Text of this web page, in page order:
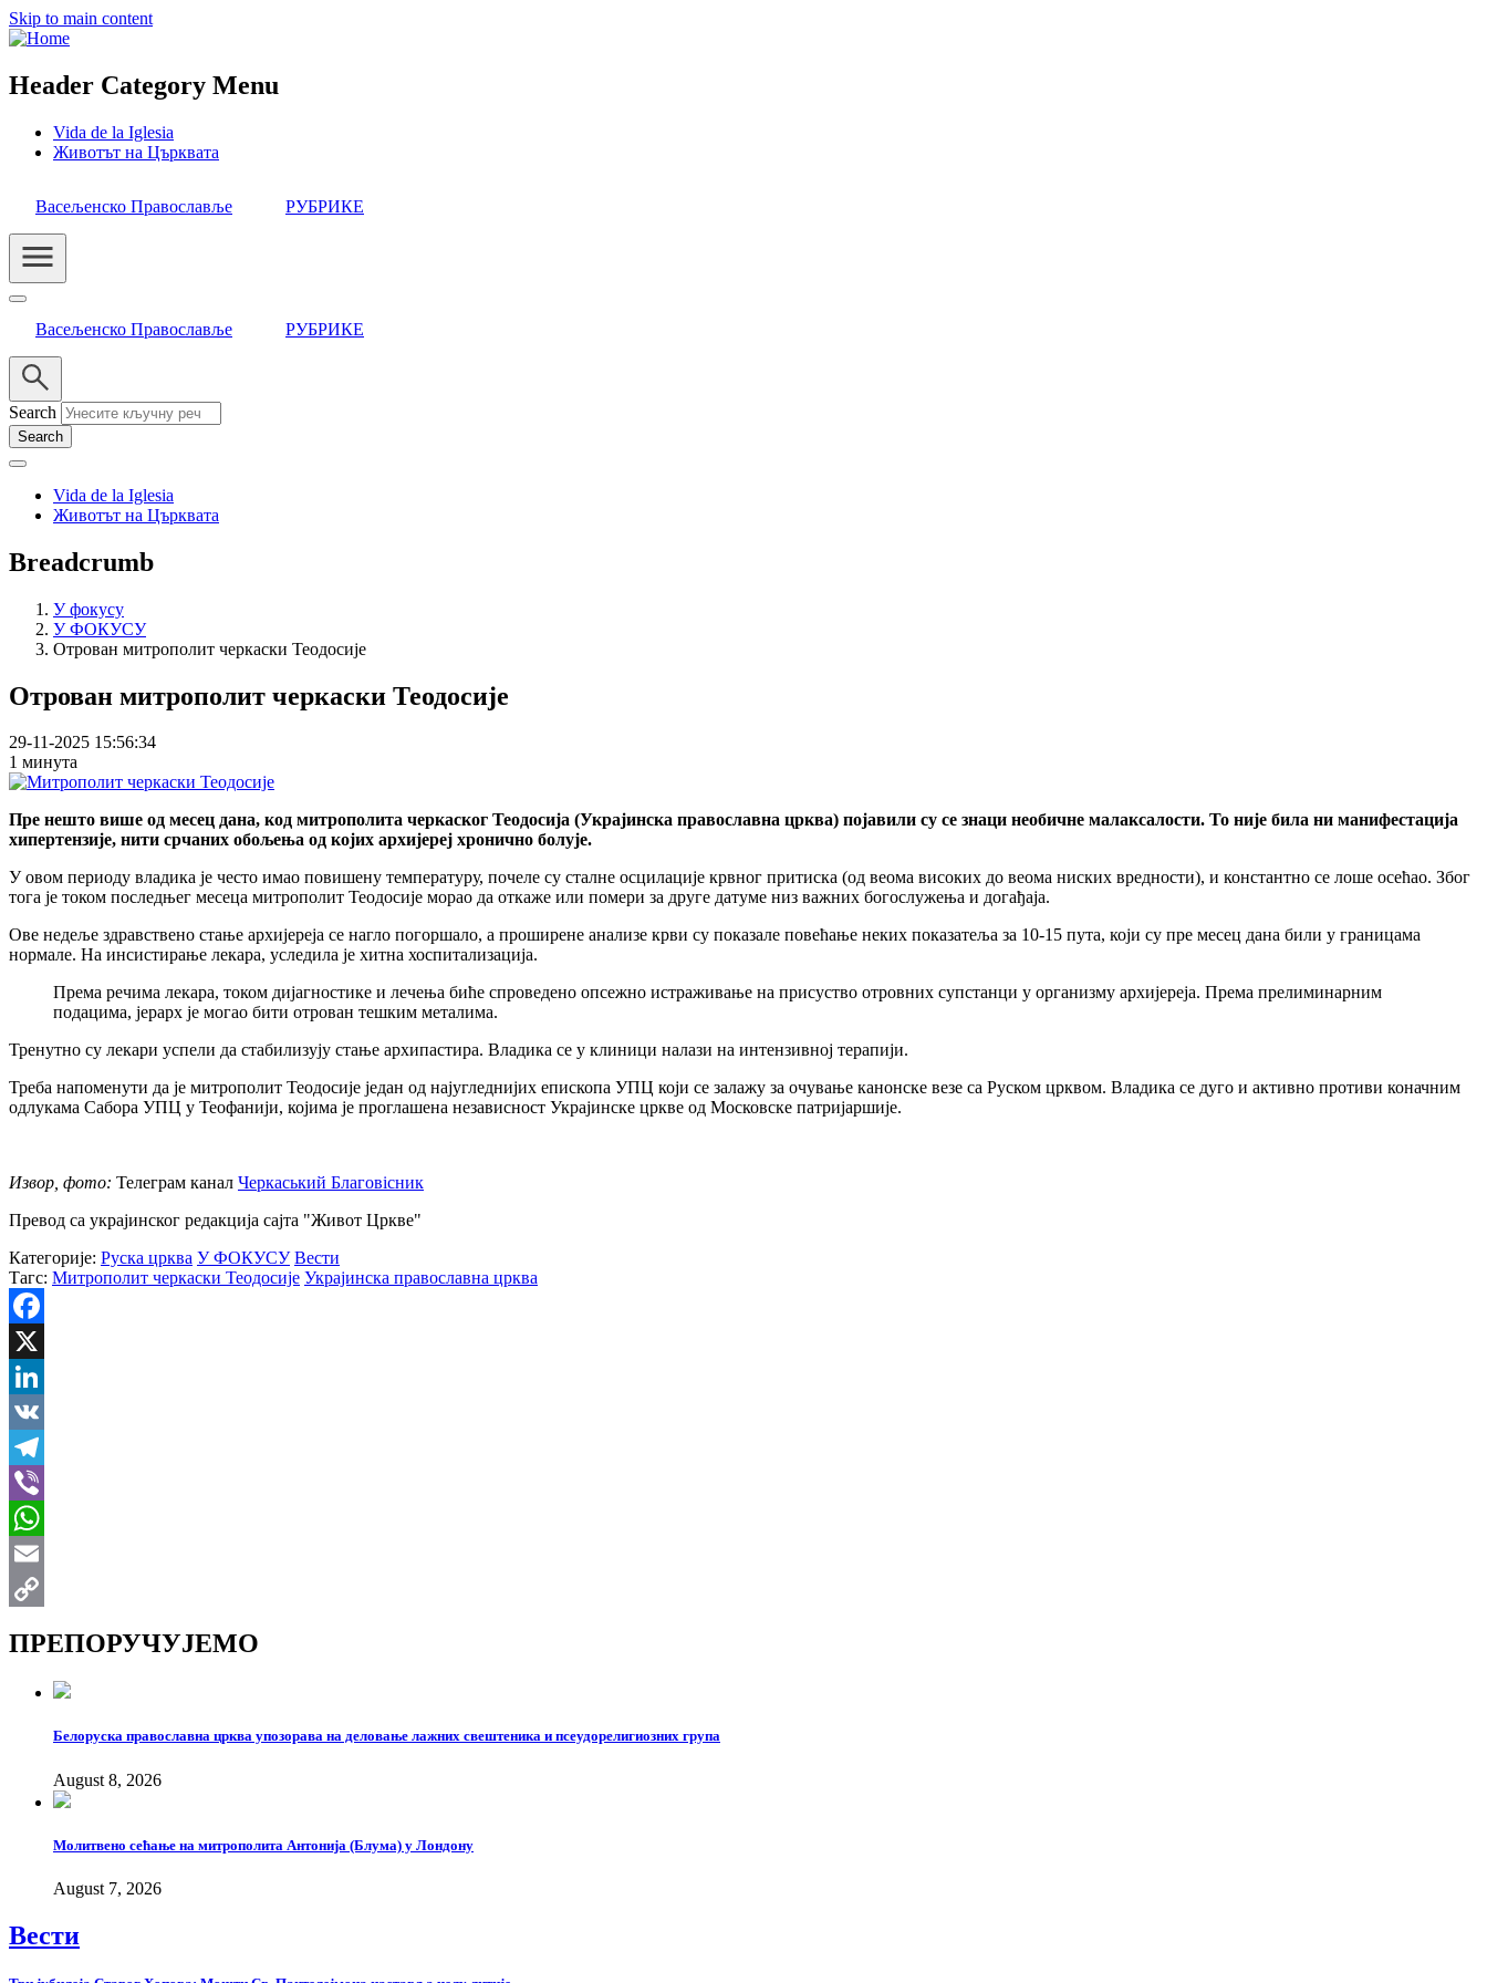
Skip to main content
Header Category Menu
Vida de la Iglesia
Животът на Църквата
Васељенско Православље РУБРИКЕ
Васељенско Православље РУБРИКЕ
Search
Vida de la Iglesia
Животът на Църквата
Breadcrumb
У фокусу
У ФОКУСУ
Отрован митрополит черкаски Теодосије
Отрован митрополит черкаски Теодосије
29-11-2025 15:56:34
1 минута
Пре нешто више од месец дана, код митрополита черкаског Теодосија (Украјинска православна црква) појавили су се знаци необичне малаксалости. То није била ни манифестација
хипертензије, нити срчаних обољења од којих архијереј хронично болује.
У овом периоду владика је често имао повишену температуру, почеле су сталне осцилације крвног притиска (од веома високих до веома ниских вредности), и константно се лоше осећао. Због
тога је током последњег месеца митрополит Теодосије морао да откаже или помери за друге датуме низ важних богослужења и догађаја.
Ове недеље здравствено стање архијереја се нагло погоршало, а проширене анализе крви су показале повећање неких показатеља за 10-15 пута, који су пре месец дана били у границама
нормале. На инсистирање лекара, уследила је хитна хоспитализација.
Према речима лекара, током дијагностике и лечења биће спроведено опсежно истраживање на присуство отровних супстанци у организму архијереја. Према прелиминарним
подацима, јерарх је могао бити отрован тешким металима.
Тренутно су лекари успели да стабилизују стање архипастира. Владика се у клиници налази на интензивној терапији.
Треба напоменути да је митрополит Теодосије један од најугледнијих епископа УПЦ који се залажу за очување канонске везе са Руском црквом. Владика се дуго и активно противи коначним
одлукама Сабора УПЦ у Теофанији, којима је проглашена независност Украјинске цркве од Московске патријаршије.
Извор, фото: Телеграм канал Черкаський Благовісник
Превод са украјинског редакција сајта "Живот Цркве"
Категорије: Руска црква У ФОКУСУ Вести
Тагс: Митрополит черкаски Теодосије Украјинска православна црква
Facebook
X
LinkedIn
VK
Telegram
Viber
WhatsApp
Email
ПРЕПОРУЧУЈЕМО
Белоруска православна црква упозорава на деловање лажних свештеника и псеудорелигиозних група
August 8, 2026
Молитвено сећање на митрополита Антонија (Блума) у Лондону
August 7, 2026
Вести